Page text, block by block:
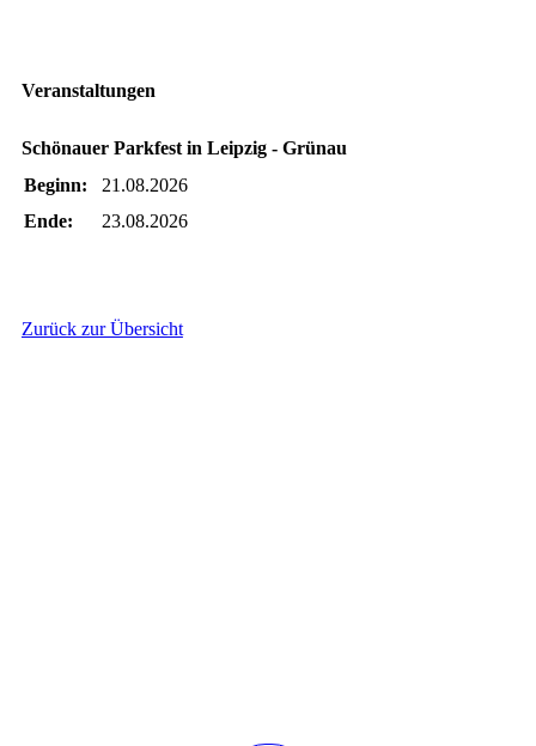
Veranstaltungen
Schönauer Parkfest in Leipzig - Grünau
Beginn:
21.08.2026
Ende:
23.08.2026
Zurück zur Übersicht